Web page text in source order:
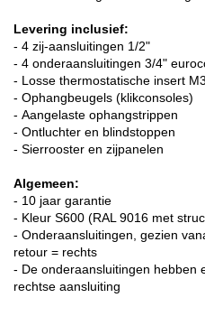
Levering inclusief:
- 4 zij-aansluitingen 1/2"
- 4 onderaansluitingen 3/4"
- Losse thermostatische insert
- Ophangbeugels (klikconsoles)
- Aangelaste ophangstrippen
- Ontluchter en blindstoppen
- Sierrooster en zijpanelen
Algemeen:
- 10 jaar garantie
- Kleur S600 (RAL 9016 met
- Onderaansluitingen, gezien
retour = rechts
- De onderaansluitingen hebben
rechtse aansluiting